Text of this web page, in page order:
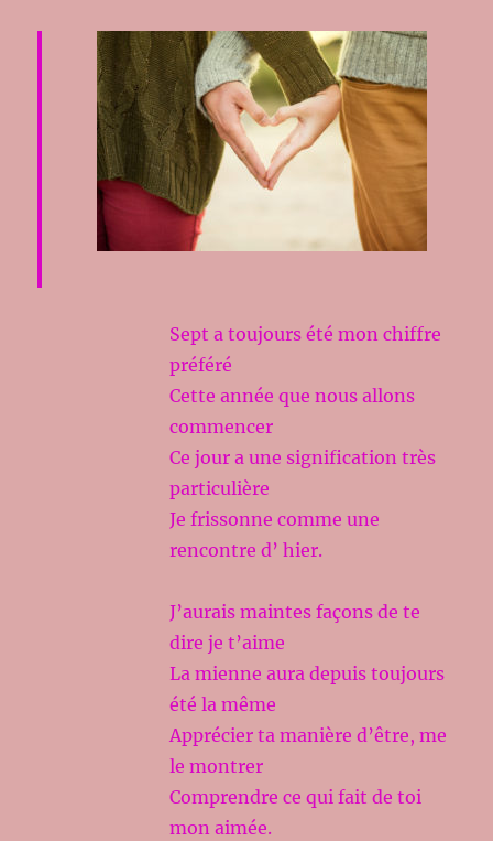
Sept a toujours été mon chiffre
préféré
Cette année que nous allons
commencer
Ce jour a une signification très
particulière
Je frissonne comme une
rencontre d’ hier.
J’aurais maintes façons de te
dire je t’aime
La mienne aura depuis toujours
été la même
Apprécier ta manière d’être, me
le montrer
Comprendre ce qui fait de toi
mon aimée.